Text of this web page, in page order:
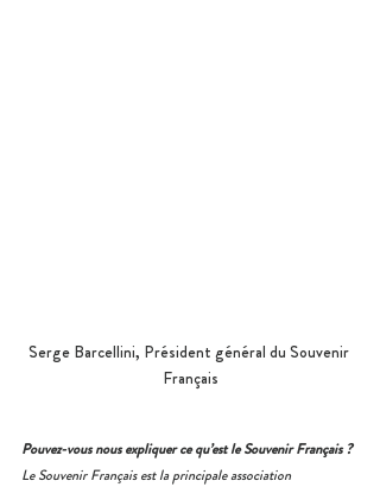
Serge Barcellini, Président général du Souvenir
Français
Pouvez-vous nous expliquer ce qu’est le Souvenir Français ?
Le Souvenir Français est la principale association